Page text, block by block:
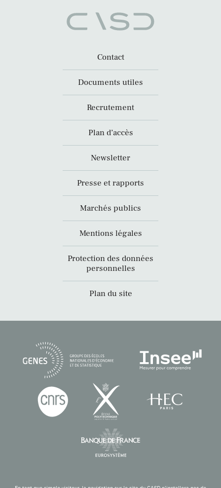
Contact
Documents utiles
Recrutement
Plan d’accès
Newsletter
Presse et rapports
Marchés publics
Mentions légales
Protection des données
personnelles
Plan du site